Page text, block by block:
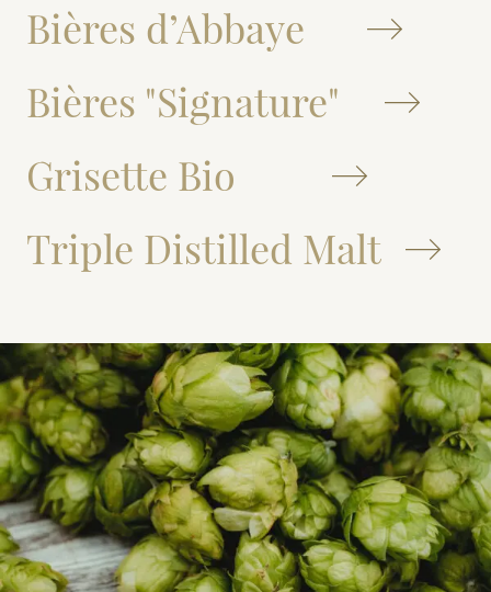
Bières d’Abbaye
Bières "Signature"
Grisette Bio
Triple Distilled Malt